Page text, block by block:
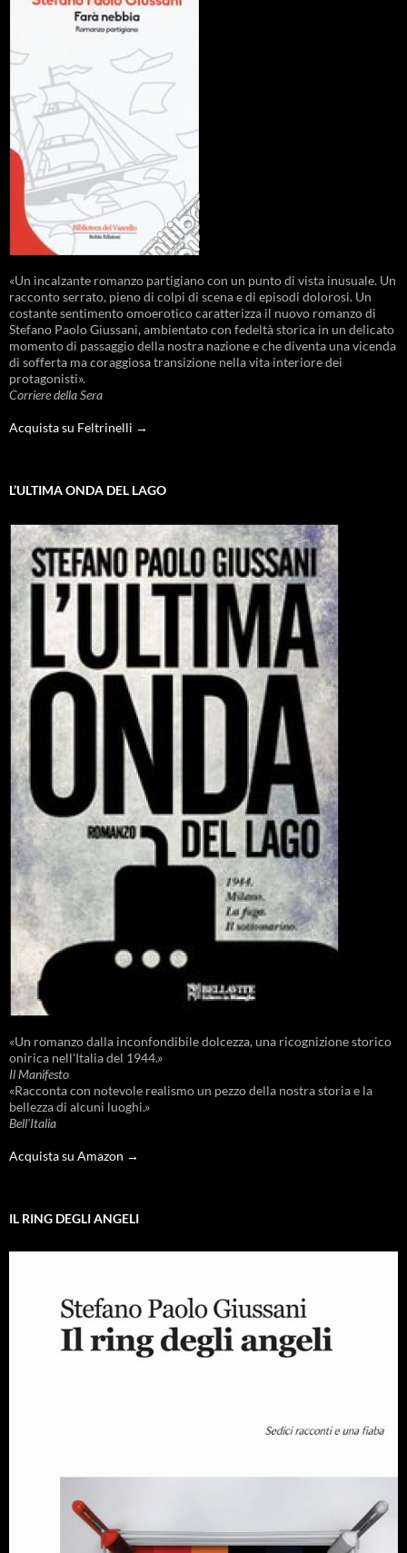
«Un incalzante romanzo partigiano con un punto di vista inusuale. Un
racconto serrato, pieno di colpi di scena e di episodi dolorosi. Un
costante sentimento omoerotico caratterizza il nuovo romanzo di
Stefano Paolo Giussani, ambientato con fedeltà storica in un delicato
momento di passaggio della nostra nazione e che diventa una vicenda
di sofferta ma coraggiosa transizione nella vita interiore dei
protagonisti».
Corriere della Sera
Acquista su Feltrinelli →
L’ULTIMA ONDA DEL LAGO
«Un romanzo dalla inconfondibile dolcezza, una ricognizione storico
onirica nell'Italia del 1944.»
Il Manifesto
«Racconta con notevole realismo un pezzo della nostra storia e la
bellezza di alcuni luoghi.»
Bell'Italia
Acquista su Amazon →
IL RING DEGLI ANGELI